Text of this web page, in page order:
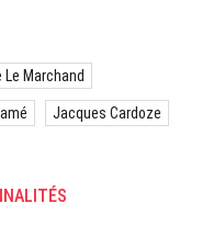
Le Marchand
Jacques Cardoze